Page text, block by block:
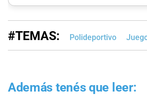
#TEMAS: Polideportivo
Además tenés que leer: